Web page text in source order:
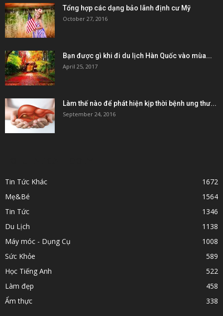
Tổng hợp các dạng bảo lãnh định cư Mỹ
October 27, 2016
Bạn được gì khi đi du lịch Hàn Quốc vào mùa...
April 25, 2017
Làm thế nào để phát hiện kịp thời bệnh ung thư...
September 24, 2016
Tin Tức Khác
1672
Mẹ&Bé
1564
Tin Tức
1346
Du Lịch
1138
Máy móc - Dụng Cụ
1008
Sức Khỏe
589
Học Tiếng Anh
522
Làm đẹp
458
Ẩm thực
338